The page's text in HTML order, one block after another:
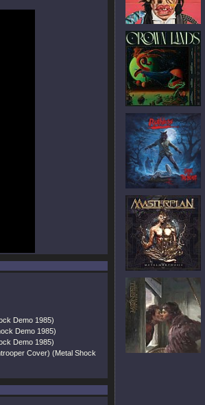
Demo 1985)
Demo 1985)
Demo 1985)
Cover) (Metal Shock